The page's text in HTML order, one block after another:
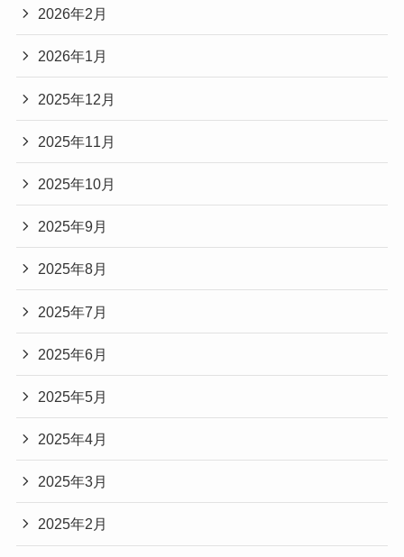
2026年2月
2026年1月
2025年12月
2025年11月
2025年10月
2025年9月
2025年8月
2025年7月
2025年6月
2025年5月
2025年4月
2025年3月
2025年2月